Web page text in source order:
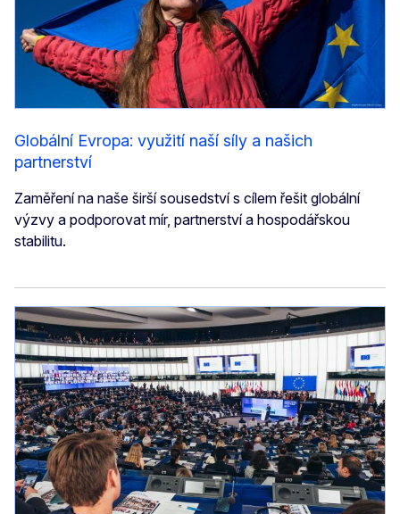
Globální Evropa: využití naší síly a našich
partnerství
Zaměření na naše širší sousedství s cílem řešit globální
výzvy a podporovat mír, partnerství a hospodářskou
stabilitu.